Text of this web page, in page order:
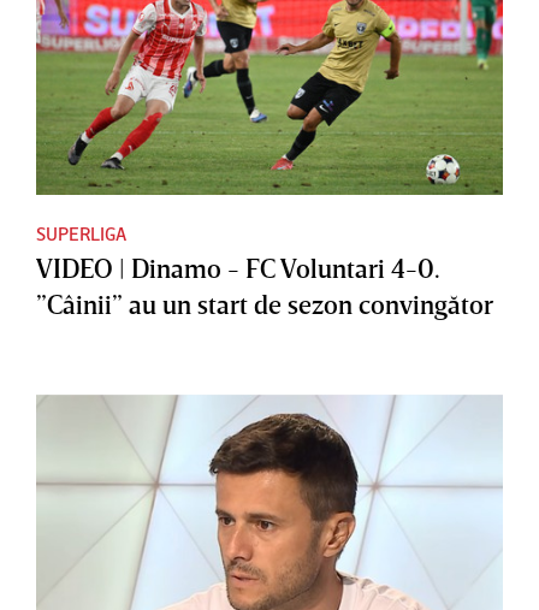
SUPERLIGA
VIDEO | Dinamo - FC Voluntari 4-0.
”Câinii” au un start de sezon convingător